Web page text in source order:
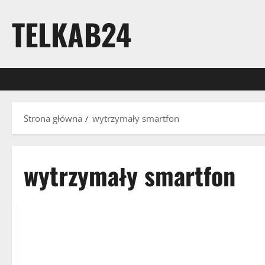
TELKAB24
Strona główna wytrzymały smartfon
wytrzymały smartfon